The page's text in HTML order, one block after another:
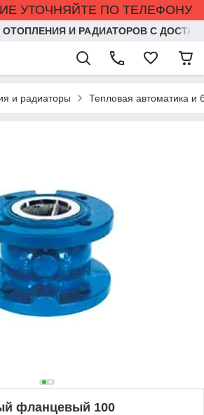
УТОЧНЯЙТЕ ПО ТЕЛЕФОНУ
И РАДИАТОРОВ С
и радиаторы Тепловая автоматика и
фланцевый 100